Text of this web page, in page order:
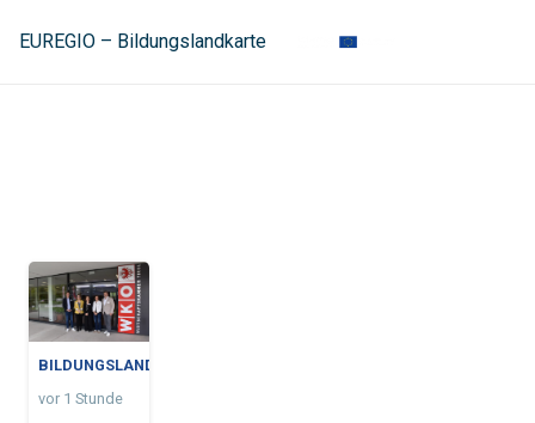
EUREGIO – Bildungslandkarte
BILDUNGSLANDKARTE
vor 1 Stunde